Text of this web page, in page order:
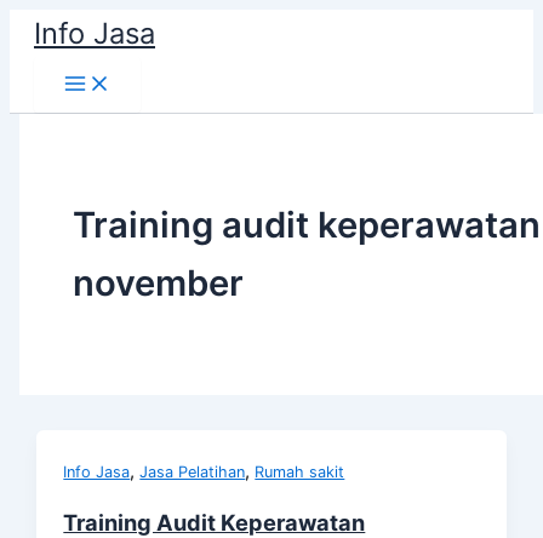
Skip
content
Info Jasa
Training audit keperawatan
november
Info Jasa,Jasa Pelatihan, Rumah sakit
Training Audit Keperawatan